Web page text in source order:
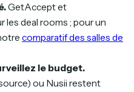
GetAccept et
les deal rooms ; pour un
comparatif des salles de
le budget.
ou Nusii restent